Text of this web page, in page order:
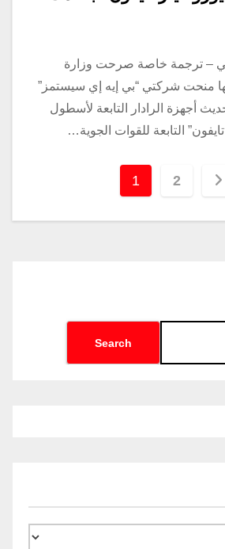
– ترجمة خاصة صرحت وزارة
أنها منحت شركتي “بي إيه إي سيستمز”
أجهزة الرادار التابعة لأسطول
التابعة للقوات الجوية…
1 2
Search